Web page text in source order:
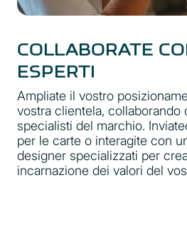
COLLABORATE
ESPERTI
Ampliate il vostro
vostra clientela, collaborando
specialisti del marchio.
per le carte o interagite con
designer specializzati per
incarnazione dei valori del